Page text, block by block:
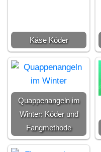
Käse Köder
Quappenangeln im
Winter: Köder und
Fangmethode